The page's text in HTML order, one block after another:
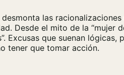
las
Desde el mito de la “mujer
Excusas que suenan
tener que tomar acción.